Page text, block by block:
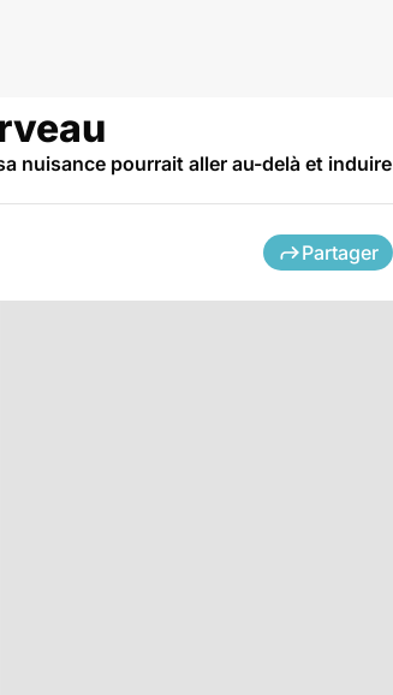
nuisance pourrait aller au-delà et induire
Partager